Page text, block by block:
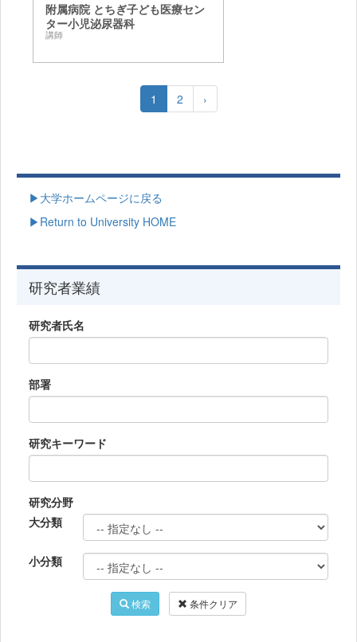
附属病院 とちぎ子ども医療セン
ター小児泌尿器科
講師
1 2 ›
▶大学ホームページに戻る
▶Return to University HOME
研究者業績
研究者氏名
部署
研究キーワード
研究分野
大分類
小分類
検索 条件クリア